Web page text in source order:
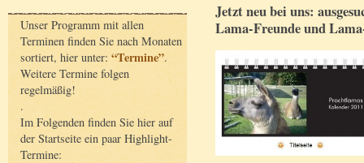
Unser Programm mit allen
Terminen finden Sie nach Monaten
sortiert, hier unter: “Termine”.
Weitere Termine folgen
regelmäßig!
.
Im Folgenden finden Sie hier auf
der Startseite ein paar Highlight-
Termine:
Jetzt neu bei uns:
Lama-Freunde und